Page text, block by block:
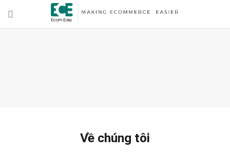
Về chúng tôi